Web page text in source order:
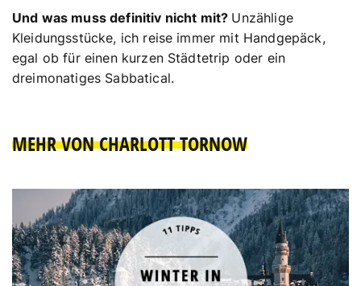
Und was muss definitiv nicht mit? Unzählige
Kleidungsstücke, ich reise immer mit Handgepäck,
egal ob für einen kurzen Städtetrip oder ein
dreimonatiges Sabbatical.
MEHR VON CHARLOTT TORNOW